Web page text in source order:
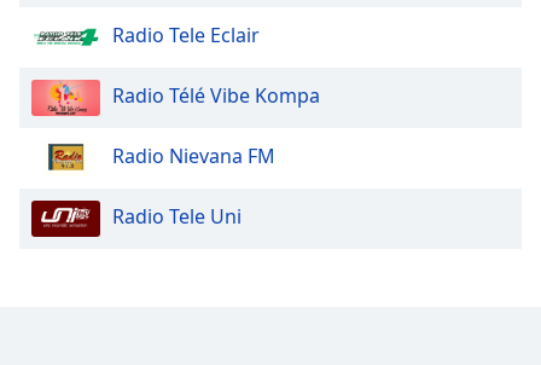
Text
Color
Opacity
Caption
Radio Tele Eclair
Radio Télé Vibe Kompa
Radio Nievana FM
Radio Tele Uni